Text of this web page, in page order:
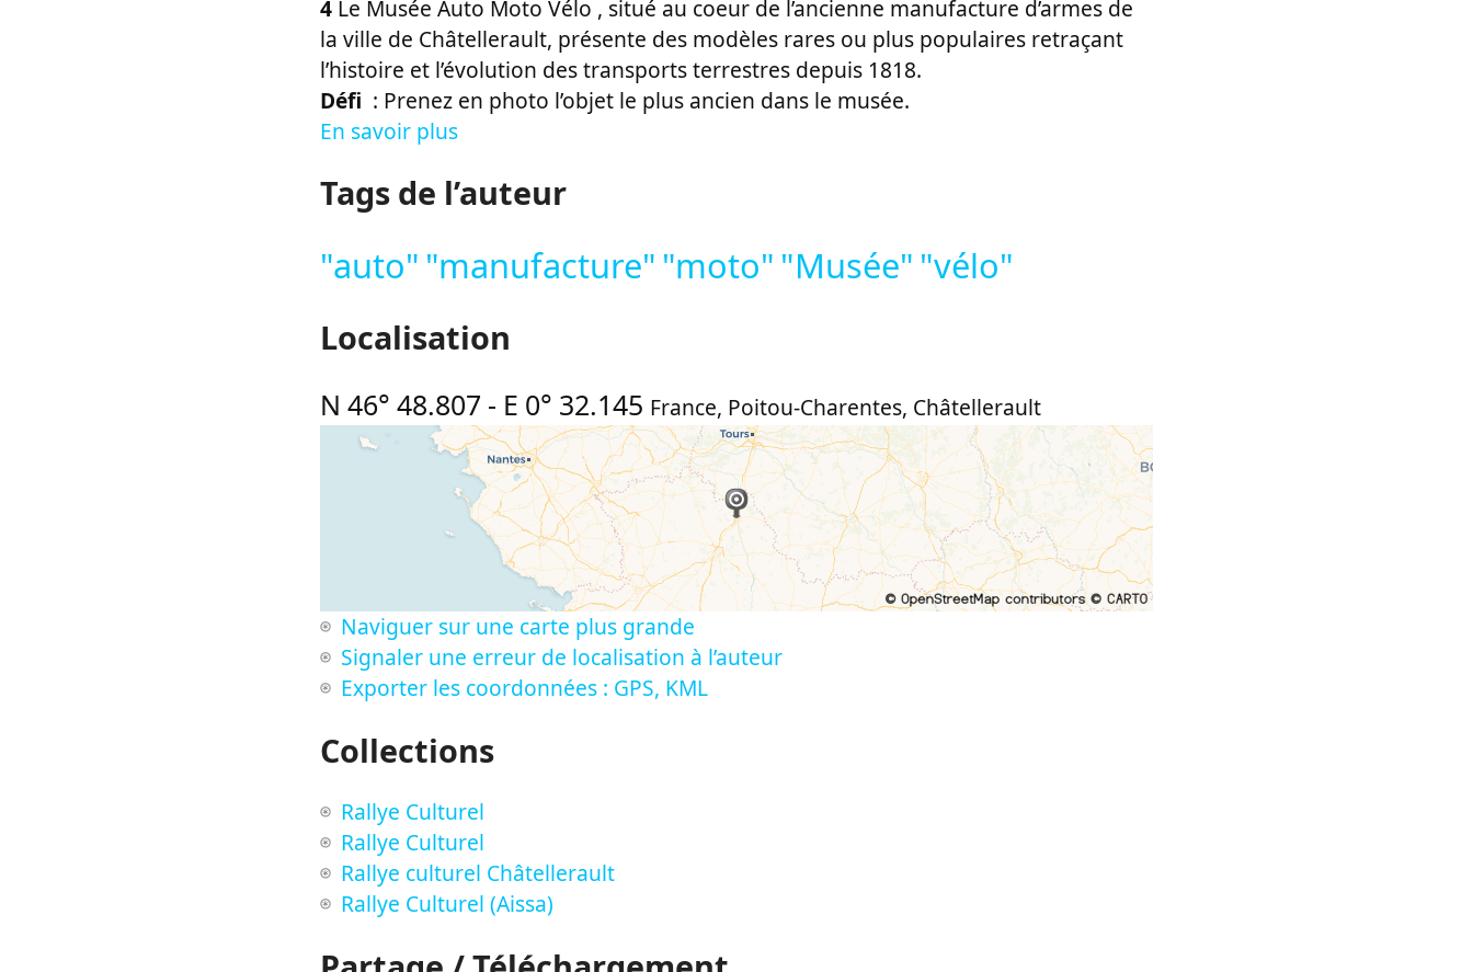
4 Le Musée Auto Moto Vélo , situé au coeur de l’ancienne manufacture d’armes de
la ville de Châtellerault, présente des modèles rares ou plus populaires retraçant
l’histoire et l’évolution des transports terrestres depuis 1818.
Défi : Prenez en photo l’objet le plus ancien dans le musée.
En savoir plus
Tags de l’auteur
"auto" "manufacture" "moto" "Musée" "vélo"
Localisation
N 46° 48.807 - E 0° 32.145 France, Poitou-Charentes, Châtellerault
Naviguer sur une carte plus grande
Signaler une erreur de localisation à l’auteur
Exporter les coordonnées : GPS, KML
Collections
Rallye Culturel
Rallye Culturel
Rallye culturel Châtellerault
Rallye Culturel (Aissa)